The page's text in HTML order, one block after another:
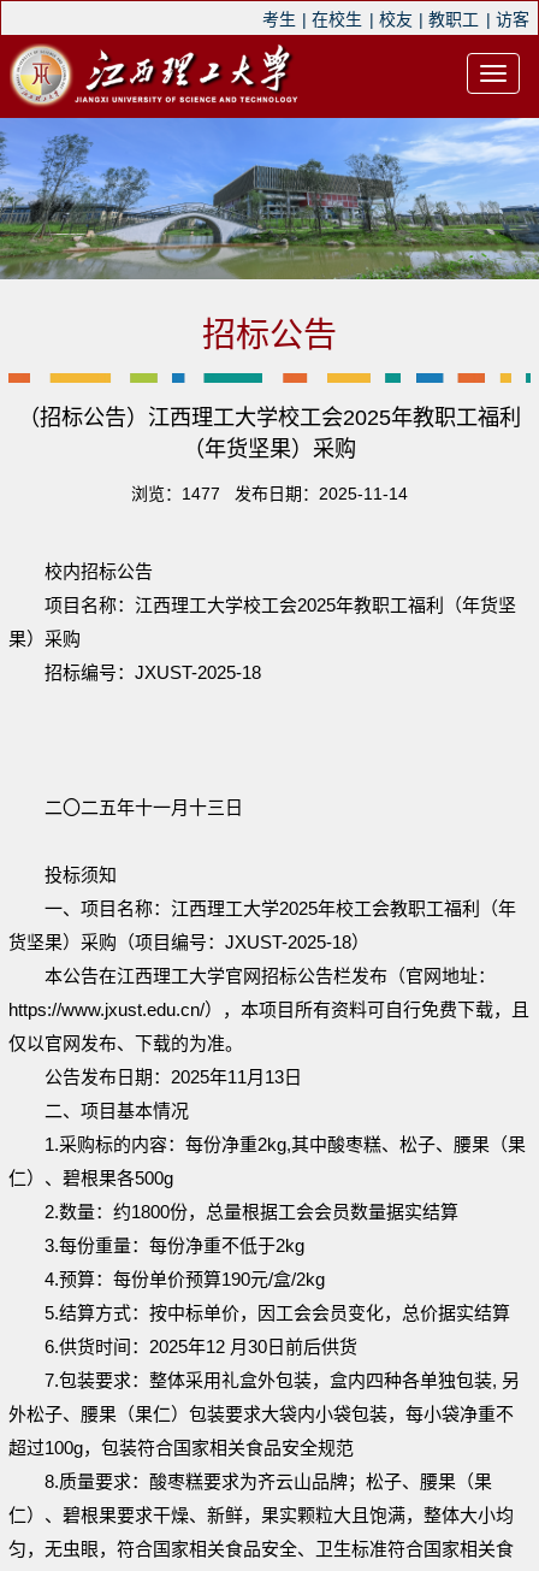
考生 | 在校生 | 校友 | 教职工 | 访客
招标公告
（招标公告）江西理工大学校工会2025年教职工福利
（年货坚果）采购
浏览： 1477 发布日期：2025-11-14
校内招标公告
项目名称：江西理工大学校工会2025年教职工福利（年货坚
果）采购
招标编号： JXUST-2025-18
二〇二五年十一月十三 日
投标须知
一、项目名称：江西理工大学2025年校工会教职工福利（年
货坚果）采购（项目编号： JXUST-2025-18）
本公告在江西理工大学官网招标公告栏发布（官网地址：
https://www.jxust.edu.cn/），本项目所有资料可自行免费下载，且
仅以官网发布、下载的为准。
公告发布日期： 2025年11月 13日
二、项目基本情况
1.采购标的内容：每份净重2kg,其中酸枣糕、松子、腰果（果
仁）、碧根果各500g
2.数量：约1800份，总量根据工会会员数量据实结算
3.每份重量：每份净重不低于2kg
4.预算：每份单价预算190元/盒/2kg
5.结算方式：按中标单价，因工会会员变化，总价据实结算
6.供货时间： 2025年12 月30日前后供货
7.包装要求： 整体采用礼盒外包装，盒内四种各单独包装, 另
外松子、腰果（果仁）包装要求大袋内小袋包装，每小袋净重不
超过100g， 包装符合国家相关食品安全规范
8.质量要求： 酸枣糕要求为齐云山品牌； 松子、腰果（果
仁）、碧根果要求干燥、新鲜，果实颗粒大且饱满，整体大小均
匀，无虫眼，符合国家相关食品安全、卫生标准符合国家相关食